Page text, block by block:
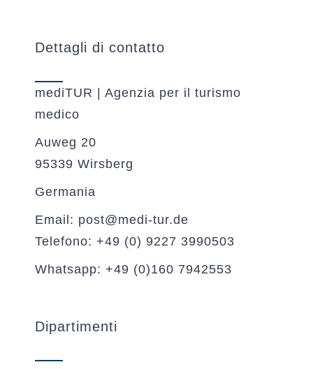
Dettagli di contatto
mediTUR | Agenzia per il turismo
medico
Auweg 20
95339 Wirsberg
Germania
Email: post@medi-tur.de
Telefono: +49 (0) 9227 3990503
Whatsapp: +49 (0)160 7942553
Dipartimenti